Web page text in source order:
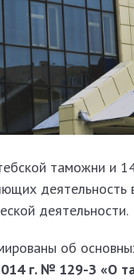
таможни и
деятельности.
об
г. № 129-З «О